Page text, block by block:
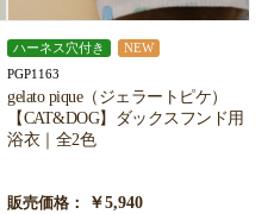
ハーネス穴付き NEW
PGP1163
gelato pique（ジェラートピケ）
【CAT&DOG】ダックスフンド用
浴衣｜全2色
販売価格： ￥5,940